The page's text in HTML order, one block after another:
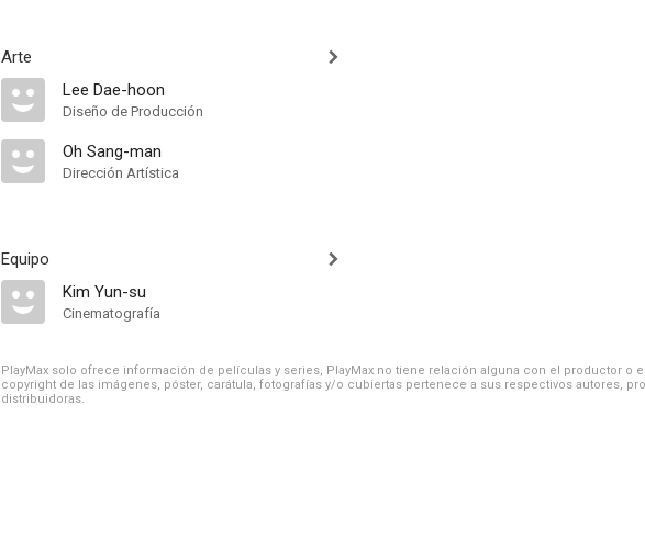
Arte
Lee Dae-hoon
Diseño de Producción
Oh Sang-man
Dirección Artística
Equipo
Kim Yun-su
Cinematografía
PlayMax solo ofrece información de películas y series, PlayMax no tiene relación alguna con el productor o
copyright de las imágenes, póster, carátula, fotografías y/o cubiertas pertenece a sus respectivos autores,
distribuidoras.